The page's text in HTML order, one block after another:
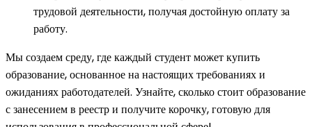
трудовой деятельности, получая достойную оплату за
работу.
Мы создаем среду, где каждый студент может купить
образование, основанное на настоящих требованиях и
ожиданиях работодателей. Узнайте, сколько стоит образование
с занесением в реестр и получите корочку, готовую для